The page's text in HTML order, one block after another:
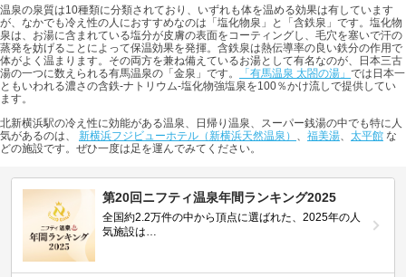
温泉の泉質は10種類に分類されており、いずれも体を温める効果は有しています
が、なかでも冷え性の人におすすめなのは「塩化物泉」と「含鉄泉」です。塩化物
泉は、お湯に含まれている塩分が皮膚の表面をコーティングし、毛穴を塞いで汗の
蒸発を妨げることによって保温効果を発揮。含鉄泉は熱伝導率の良い鉄分の作用で
体がよく温まります。その両方を兼ね備えているお湯として有名なのが、日本三古
湯の一つに数えられる有馬温泉の「金泉」です。
「有馬温泉 太閤の湯」 では日本一
ともいわれる濃さの含鉄-ナトリウム-塩化物強塩泉を100％かけ流しで提供してい
ます。
北新横浜駅の冷え性に効能がある温泉、日帰り温泉、スーパー銭湯の中でも特に人
気があるのは、 新横浜フジビューホテル（新横浜天然温泉） 、 福美湯、 太平館 な
どの施設です。ぜひ一度は足を運んでみてください。
第20回ニフティ温泉年間ランキング2025
全国約2.2万件の中から頂点に選ばれた、2025年の人
気施設は…